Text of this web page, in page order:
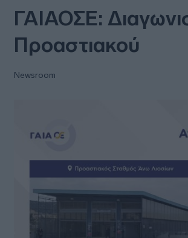
ΓΑΙΑΟΣΕ:
Προαστιακού
Newsroom